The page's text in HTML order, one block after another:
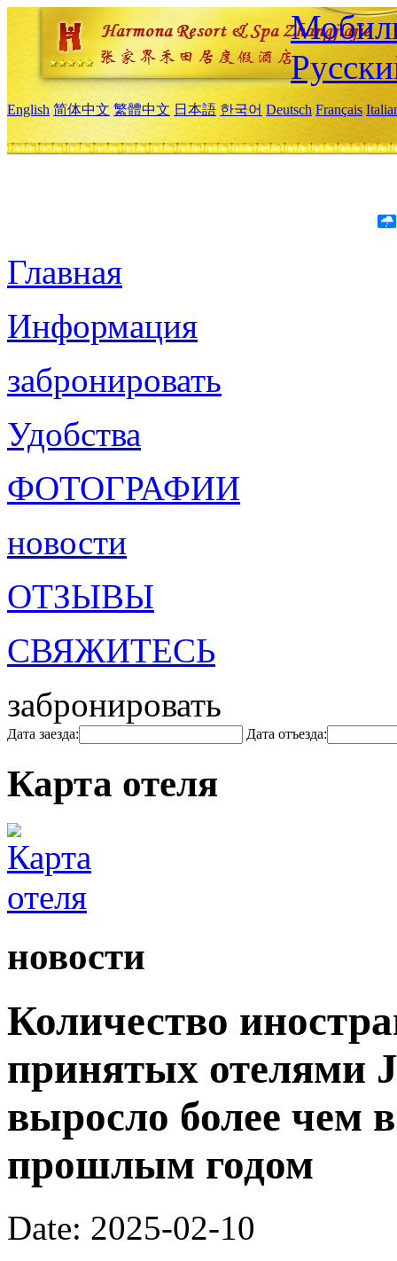
English 简体中文 繁體中文 日本語 한국어 Deutsch Français
Главная
Информация
забронировать
Удобства
ФОТОГРАФИИ
новости
ОТЗЫВЫ
СВЯЖИТЕСЬ
забронировать
Дата заезда: Дата отъезда:
Карта отеля
новости
Количество
принятых отелями
выросло более чем
прошлым годом
Date: 2025-02-10